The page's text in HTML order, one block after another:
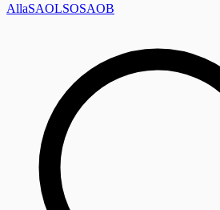
AllaSAOLSOSAOB